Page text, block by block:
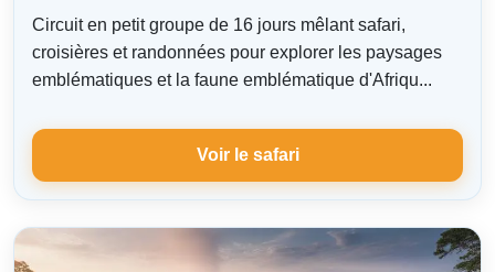
Circuit en petit groupe de 16 jours mêlant safari,
croisières et randonnées pour explorer les paysages
emblématiques et la faune emblématique d'Afriqu...
Voir le safari